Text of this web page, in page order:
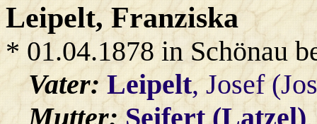
Leipelt, Franziska
* 01.04.1878 in Schönau
Vater:Leipelt, Josef
Mutter:Seifert (Latzel)